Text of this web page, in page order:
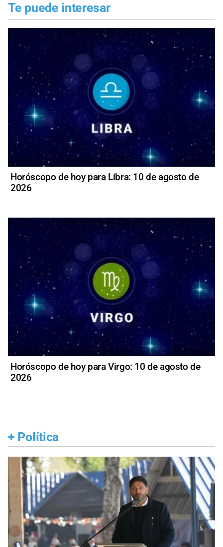
Te puede interesar
Horóscopo de hoy para Libra: 10 de agosto de
2026
Horóscopo de hoy para Virgo: 10 de agosto de
2026
+ Política